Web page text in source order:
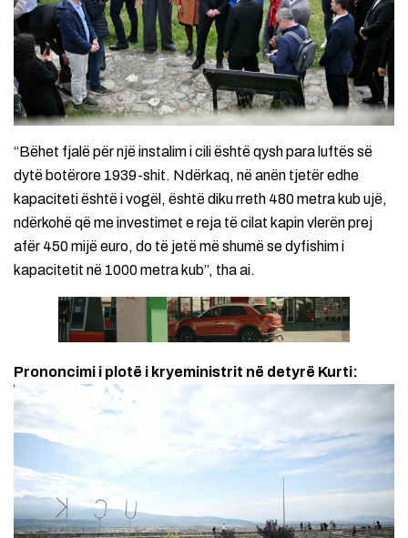
“Bëhet fjalë për një instalim i cili është qysh para luftës së
dytë botërore 1939-shit. Ndërkaq, në anën tjetër edhe
kapaciteti është i vogël, është diku rreth 480 metra kub ujë,
ndërkohë që me investimet e reja të cilat kapin vlerën prej
afër 450 mijë euro, do të jetë më shumë se dyfishim i
kapacitetit në 1000 metra kub”, tha ai.
Prononcimi i plotë i kryeministrit në detyrë Kurti: